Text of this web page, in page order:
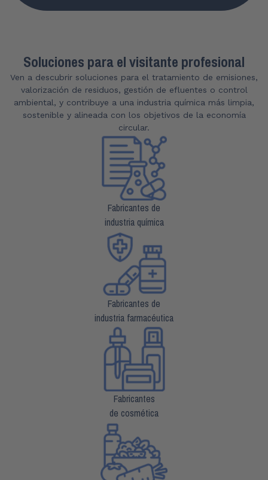
Soluciones para el visitante profesional
Ven a descubrir soluciones para el tratamiento de emisiones,
valorización de residuos, gestión de efluentes o control
ambiental, y contribuye a una industria química más limpia,
sostenible y alineada con los objetivos de la economía
circular.
Fabricantes de
industria química
Fabricantes de
industria farmacéutica
Fabricantes
de cosmética